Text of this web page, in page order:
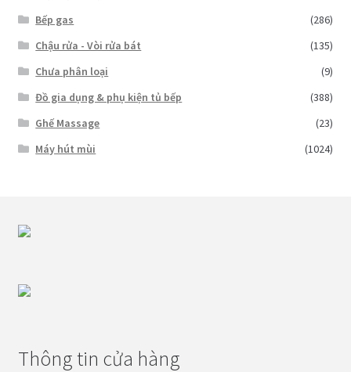
Bếp gas
(286)
Chậu rửa - Vòi rửa bát
(135)
Chưa phân loại
(9)
Đồ gia dụng & phụ kiện tủ bếp
(388)
Ghế Massage
(23)
Máy hút mùi
(1024)
Thông tin cửa hàng